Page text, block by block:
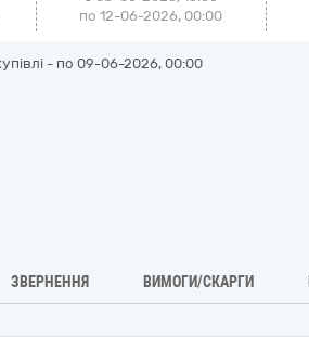
по 12-06-2026, 00:00
- по 09-06-2026, 00:00
ЗВЕРНЕННЯ ВИМОГИ/СКАРГИ